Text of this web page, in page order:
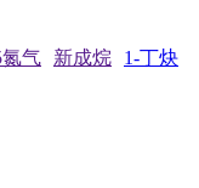
气 新成烷 1-丁炔